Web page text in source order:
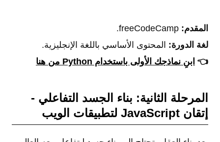
المقدم:
لغة الدورة: المحتوى الأساسي باللغة الإنجليزية.
👈 ابنِ نماذجك الأولى باستخدام Python من هنا
المرحلة الثانية: بناء الجسد التفاعلي -
إتقان JavaScript لتطبيقات الويب